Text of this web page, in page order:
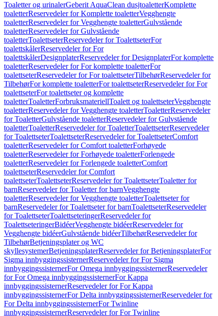
Toaletter og urinalerGeberit AquaClean dusjtoaletterKomplette
toaletterReservedeler for Komplette toaletterVegghengte
toaletterReservedeler for Vegghengte toaletterGulvstående
toaletterReservedeler for Gulvstående
toaletterToalettseterReservedeler for ToalettseterFor
toalettskålerReservedeler for For
toalettskålerDesignplaterReservedeler for DesignplaterFor komplette
toaletterReservedeler for For komplette toaletterFor
toalettseterReservedeler for For toalettseterTilbehørReservedeler for
TilbehørFor komplette toaletterFor toalettseterReservedeler for For
toalettseterFor toalettseter og komplette
toaletterToaletterForbruksmateriellToalett og toalettseterVegghengte
toaletterReservedeler for Vegghengte toaletterToaletterReservedeler
for ToaletterGulvstående toaletterReservedeler for Gulvstående
toaletterToaletterReservedeler for ToaletterToalettseterReservedeler
for ToalettseterToalettseterReservedeler for ToalettseterComfort
toaletterReservedeler for Comfort toaletterForhøyede
toaletterReservedeler for Forhøyede toaletterForlengede
toaletterReservedeler for Forlengede toaletterComfort
toalettseterReservedeler for Comfort
toalettseterToalettseterReservedeler for ToalettseterToaletter for
barnReservedeler for Toaletter for barnVegghengte
toaletterReservedeler for Vegghengte toaletterToalettseter for
barnReservedeler for Toalettseter for barnToalettseterReservedeler
for ToalettseterToalettseteringerReservedeler for
ToalettseteringerBidéerVegghengte bidéerReservedeler for
Vegghengte bidéerGulvstående bidéerTilbehørReservedeler for
TilbehørBetjeningsplater og WC
skyllesystemerBetjeningsplaterReservedeler for BetjeningsplaterFor
Sigma innbyggingssisternerReservedeler for For Sigma
innbyggingssisternerFor Omega innbyggingssisternerReservedeler
for For Omega innbyggingssisternerFor Kappa
innbyggingssisternerReservedeler for For Kappa
innbyggingssisternerFor Delta innbyggingssisternerReservedeler for
For Delta innbyggingssisternerFor Twinline
innbyggingssisternerReservedeler for For Twinline